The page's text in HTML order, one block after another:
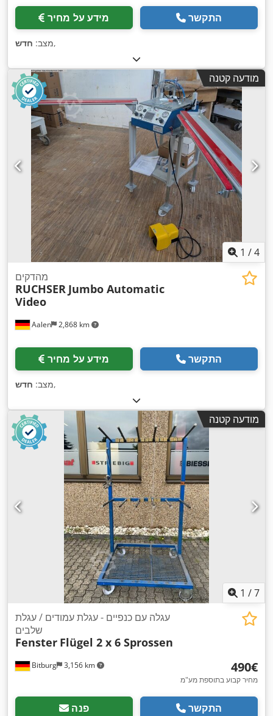
מידע על מחיר התקשר
מצב: חדש ,
מודעה קטנה
1 /4
Aalen 2,868 km
מהדקים
RUCHSER Jumbo Automatic
Video
מידע על מחיר התקשר
מצב: חדש ,
מודעה קטנה
1 /7
Bitburg 3,156 km
עגלה עם כנפיים - עגלת עמודים / עגלת
שלבים
Fenster Flügel 2 x 6 Sprossen
‏490 ‏€
מחיר קבוע בתוספת מע"מ
פנה התקשר